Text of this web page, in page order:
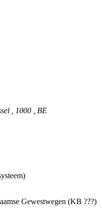
, 1000 , BE
Gewestwegen (KB ???)